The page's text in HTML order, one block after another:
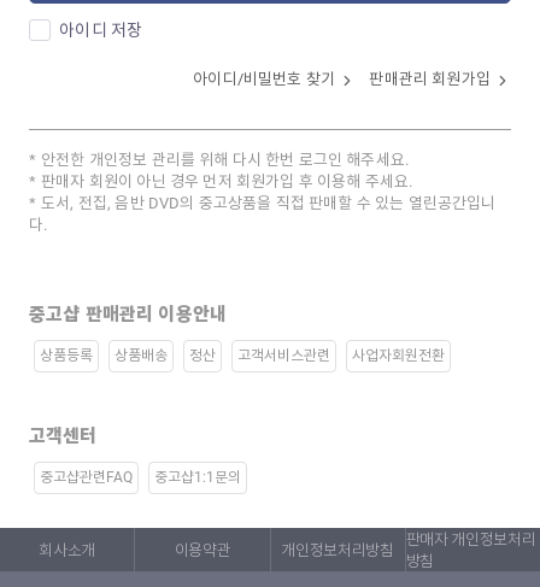
아이디 저장
아이디/비밀번호 찾기 판매관리 회원가입
안전한 개인정보 관리를 위해 다시 한번 로그인 해주세요.
판매자 회원이 아닌 경우 먼저 회원가입 후 이용해 주세요.
도서, 전집, 음반 DVD의 중고상품을 직접 판매할 수 있는 열린공간입니
다.
중고샵 판매관리 이용안내
상품등록 상품배송 정산 고객서비스관련 사업자회원전환
고객센터
중고샵관련FAQ 중고샵1:1문의
회사소개 이용약관 개인정보처리방침
판매자 개인정보처리
방침